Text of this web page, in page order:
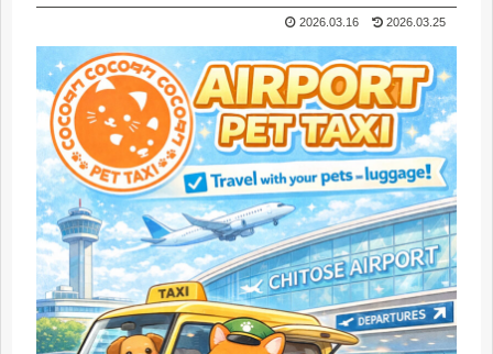
2026.03.16 2026.03.25